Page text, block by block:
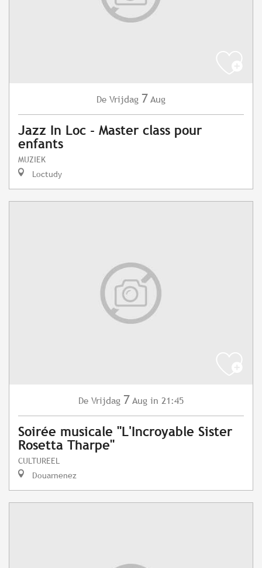
De Vrijdag 7 Aug
Jazz In Loc - Master class pour
enfants
MUZIEK
Loctudy
De Vrijdag 7 Aug in 21:45
Soirée musicale "L'Incroyable Sister
Rosetta Tharpe"
CULTUREEL
Douarnenez